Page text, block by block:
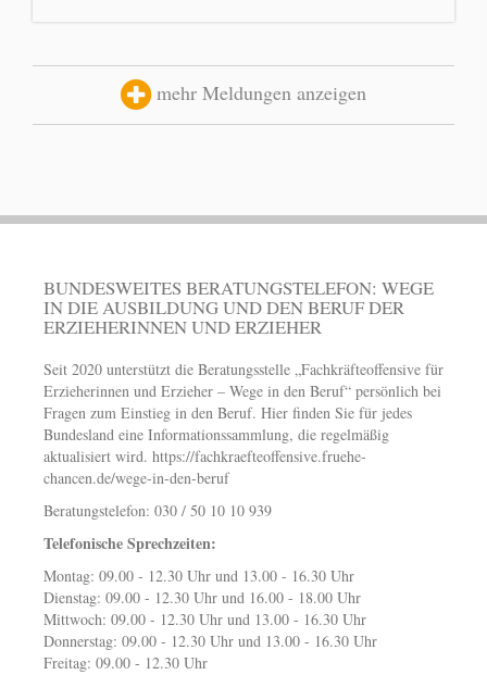
mehr Meldungen anzeigen
BUNDESWEITES BERATUNGSTELEFON: WEGE
IN DIE AUSBILDUNG UND DEN BERUF DER
ERZIEHERINNEN UND ERZIEHER
Seit 2020 unterstützt die Beratungsstelle „Fachkräfteoffensive für
Erzieherinnen und Erzieher – Wege in den Beruf“ persönlich bei
Fragen zum Einstieg in den Beruf. Hier finden Sie für jedes
Bundesland eine Informationssammlung, die regelmäßig
aktualisiert wird. https://fachkraefteoffensive.fruehe-
chancen.de/wege-in-den-beruf
Beratungstelefon: 030 / 50 10 10 939
Telefonische Sprechzeiten:
Montag: 09.00 - 12.30 Uhr und 13.00 - 16.30 Uhr
Dienstag: 09.00 - 12.30 Uhr und 16.00 - 18.00 Uhr
Mittwoch: 09.00 - 12.30 Uhr und 13.00 - 16.30 Uhr
Donnerstag: 09.00 - 12.30 Uhr und 13.00 - 16.30 Uhr
Freitag: 09.00 - 12.30 Uhr